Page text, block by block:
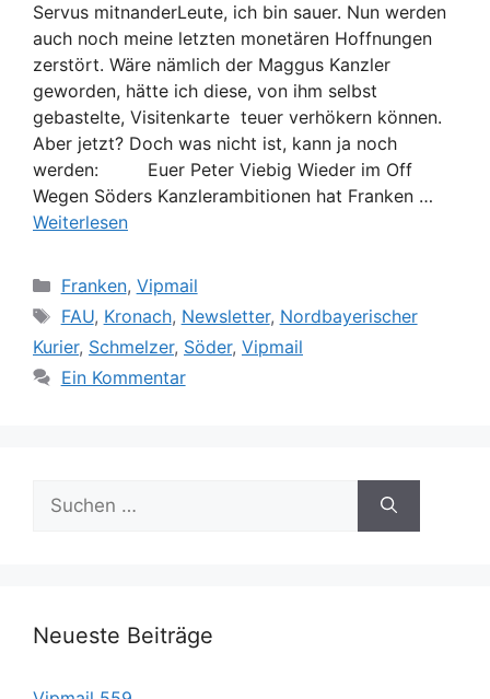
Servus mitnanderLeute, ich bin sauer. Nun werden
auch noch meine letzten monetären Hoffnungen
zerstört. Wäre nämlich der Maggus Kanzler
geworden, hätte ich diese, von ihm selbst
gebastelte, Visitenkarte teuer verhökern können.
Aber jetzt? Doch was nicht ist, kann ja noch
werden: Euer Peter Viebig Wieder im Off
Wegen Söders Kanzlerambitionen hat Franken …
Weiterlesen
Kategorien
Franken, Vipmail
Schlagwörter
FAU, Kronach, Newsletter, Nordbayerischer
Kurier, Schmelzer, Söder, Vipmail
Ein Kommentar
Suche
nach:
Neueste Beiträge